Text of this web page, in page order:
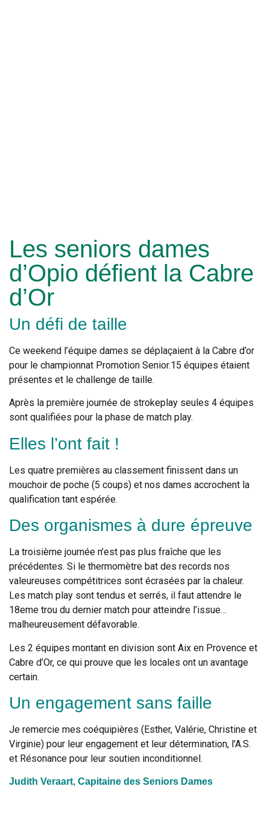
Les seniors dames
d’Opio défient la Cabre
d’Or
Un défi de taille
Ce weekend l’équipe dames se déplaçaient à la Cabre d’or
pour le championnat Promotion Senior.15 équipes étaient
présentes et le challenge de taille.
Après la première journée de strokeplay seules 4 équipes
sont qualifiées pour la phase de match play.
Elles l’ont fait !
Les quatre premières au classement finissent dans un
mouchoir de poche (5 coups) et nos dames accrochent la
qualification tant espérée.
Des organismes à dure épreuve
La troisième journée n’est pas plus fraîche que les
précédentes. Si le thermomètre bat des records nos
valeureuses compétitrices sont écrasées par la chaleur.
Les match play sont tendus et serrés, il faut attendre le
18eme trou du dernier match pour atteindre l’issue…
malheureusement défavorable.
Les 2 équipes montant en division sont Aix en Provence et
Cabre d’Or, ce qui prouve que les locales ont un avantage
certain.
Un engagement sans faille
Je remercie mes coéquipières (Esther, Valérie, Christine et
Virginie) pour leur engagement et leur détermination, l’A.S.
et Résonance pour leur soutien inconditionnel.
Judith Veraart, Capitaine des Seniors Dames